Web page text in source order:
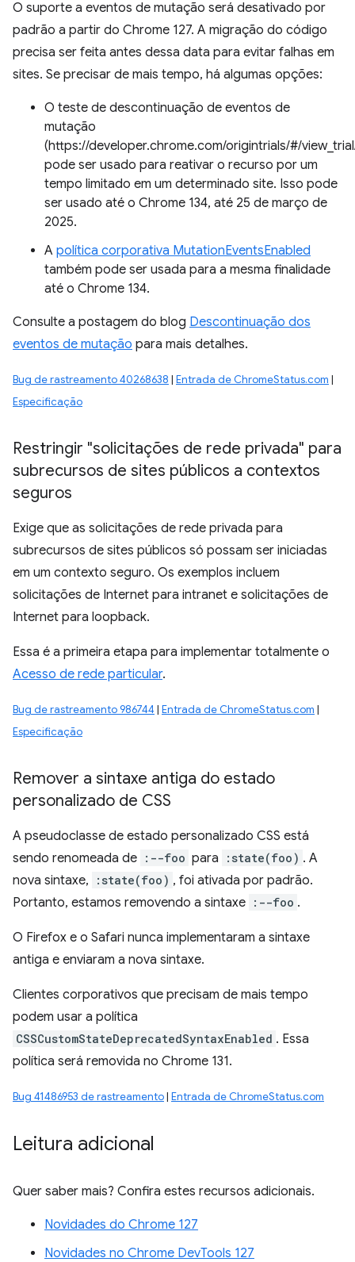
O suporte a eventos de mutação será desativado por
padrão a partir do Chrome 127. A migração do código
precisa ser feita antes dessa data para evitar falhas em
sites. Se precisar de mais tempo, há algumas opções:
O teste de descontinuação de eventos de
mutação
(https://developer.chrome.com/origintrials/#/
pode ser usado para reativar o recurso por um
tempo limitado em um determinado site. Isso pode
ser usado até o Chrome 134, até 25 de março de
2025.
A política corporativa MutationEventsEnabled
também pode ser usada para a mesma finalidade
até o Chrome 134.
Consulte a postagem do blog Descontinuação dos
eventos de mutação para mais detalhes.
Bug de rastreamento 40268638 | Entrada de ChromeStatus.com |
Especificação
Restringir "solicitações de rede privada" para
subrecursos de sites públicos a contextos
seguros
Exige que as solicitações de rede privada para
subrecursos de sites públicos só possam ser iniciadas
em um contexto seguro. Os exemplos incluem
solicitações de Internet para intranet e solicitações de
Internet para loopback.
Essa é a primeira etapa para implementar totalmente o
Acesso de rede particular.
Bug de rastreamento 986744 | Entrada de ChromeStatus.com |
Especificação
Remover a sintaxe antiga do estado
personalizado de CSS
A pseudoclasse de estado personalizado CSS está
sendo renomeada de :--foo para :state(foo) . A
nova sintaxe,
:state(foo) , foi ativada por padrão.
Portanto, estamos removendo a sintaxe :--foo .
O Firefox e o Safari nunca implementaram a sintaxe
antiga e enviaram a nova sintaxe.
Clientes corporativos que precisam de mais tempo
podem usar a política
CSSCustomStateDeprecatedSyntaxEnabled . Essa
política será removida no Chrome 131.
Bug 41486953 de rastreamento| Entrada de ChromeStatus.com
Leitura adicional
Quer saber mais? Confira estes recursos adicionais.
Novidades do Chrome 127
Novidades no Chrome DevTools 127